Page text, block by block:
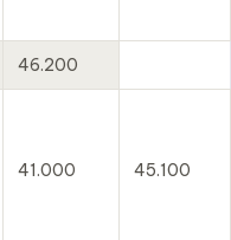
46.200
41.000 45.100